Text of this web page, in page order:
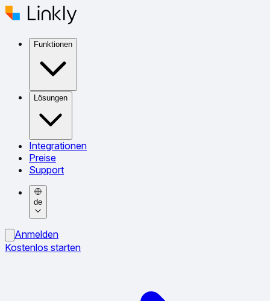
Funktionen
Lösungen
Integrationen
Preise
Support
de
Anmelden
Kostenlos starten